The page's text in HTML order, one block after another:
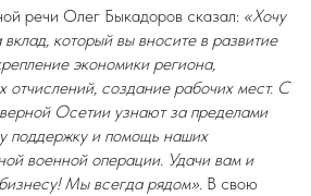
речи Олег Быкадоров сказал: «Хочу
который вы вносите в развитие
экономики региона,
отчислений, создание рабочих мест. С
Осетии узнают за пределами
поддержку и помощь наших
военной операции. Удачи вам и
Мы всегда рядом». В свою